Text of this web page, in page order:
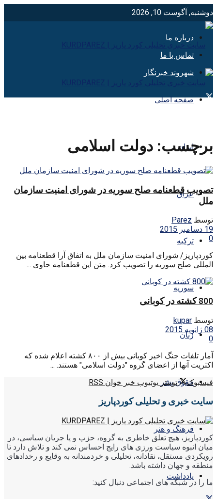
دوشنبه, آگوست 10, 2026
درباره ما
تماس با ما
شهروند خبرنگار
صفحه اصلی
ایران
عراق
ترکیه
سوریه
زنان
حقوق بشر
فرهنگ و هنر
یادداشت
برچسب: دولت اسلامی
تصویب قطعنامه صلح سوریه در شورای امنیت سازمان
ملل
توسط Parez
19 دسامبر 2015
0
کوردپاریز/ شورای امنیت سازمان ملل به اتفاق آرا قطعنامه بین
المللی صلح سوریه را تصویب کرد. متن این قطعنامه حاوی ...
800 کشته در کوبانی
توسط kupar
08 ژانویه 2015
0
آمار تلفات جنگ‌ اخیر کوبانی بیش از ۸۰۰ کشته اعلام شده که
اکثریت آنها از اعضای گروه "دولت اسلامی" هستند. ...
فیسبوک
توییتر یوتیوب خبر خوان RSS
سایت خبری و تحلیلی کوردپاریز
کوردپاریز، هیچ تعلق خاطری به گروه، حزب و یا جریان سیاسی، در
میان انبوه سیاست ورزی های رایج احساس نمی کند و تلاش دارد تا
رویکردی مستقل، نقادانه، تحلیلی و خردمندانه به وقایع و رخدادهای
منطقه و جهان داشته باشد.
ما را در شبکه های اجتماعی دنبال کنید: